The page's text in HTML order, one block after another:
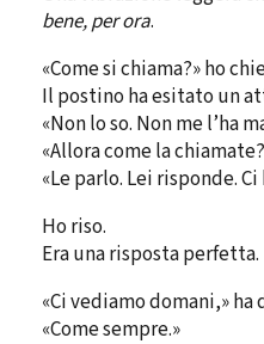
bene, per ora.
«Come si chiama?» ho
Il postino ha esitato un
«Non lo so. Non me l’ha
«Allora come la
«Le parlo. Lei risponde. Ci
Ho riso.
Era una risposta perfetta.
«Ci vediamo domani,»
«Come sempre.»